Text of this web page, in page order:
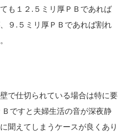
も１２.５ミリ厚ＰＢであれば
９.５ミリ厚ＰＢであれば割れ
で仕切られている場合は特に要
ですと夫婦生活の音が深夜静
聞えてしまうケースが良くあり